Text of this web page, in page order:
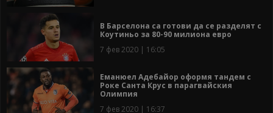
В Барселона са готови да се разделят с
Коутиньо за 80-90 милиона евро
7 фев 2020 | 16:05
Еманюел Адебайор оформя тандем с
Роке Санта Крус в парагвайския
Олимпия
7 фев 2020 | 16:37